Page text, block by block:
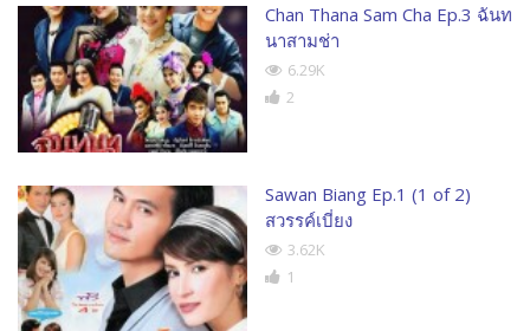
Chan Thana Sam Cha Ep.3 ฉันท
นาสามช่า
6.29K
2
Sawan Biang Ep.1 (1 of 2)
สวรรค์เบี่ยง
3.62K
1